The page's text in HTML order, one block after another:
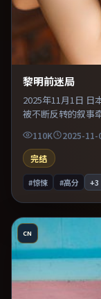
黎明前迷局
2025年11月1日 日
被不断反转的叙事
推理的观众。适
110K 2025-11-
完结
#惊悚 #高分 +3
CN